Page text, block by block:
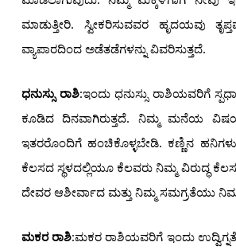
ಮಾಡುತ್ತೀರಿ. ಸ್ವೀಕರಿಸುವವರ ಹೃದಯವು
ವ್ಯಾಪಾರದಿಂದ ಅಡೆತಡೆಗಳನ್ನು ವಿವರಿಸುತ್ತದೆ.
ಧನುಸ್ಸು ರಾಶಿ:ಇಂದು ಧನುಸ್ಸು ರಾಶಿಯವರಿಗೆ
ಕೂಡಿದ ದಿನವಾಗಿರುತ್ತದೆ. ನಿಮ್ಮ ಮನೆಯ
ಇತರರೊಂದಿಗೆ ಹಂಚಿಕೊಳ್ಳಬೇಡಿ. ಕಣ್ಣಿನ
ಕೆಲಸದ ಸ್ಥಳದಲ್ಲಿಯೂ ಕೆಲವರು ನಿಮ್ಮ ವಿರುದ್ಧ ಕೆಲಸ
ದೇವರ ಆಶೀರ್ವಾದ ಮತ್ತು ನಿಮ್ಮ ಸಮಗ್ರತೆಯು
ಮಕರ ರಾಶಿ:ಮಕರ ರಾಶಿಯವರಿಗೆ ಇಂದು ಉದ್ವಿಗ್ನತೆ